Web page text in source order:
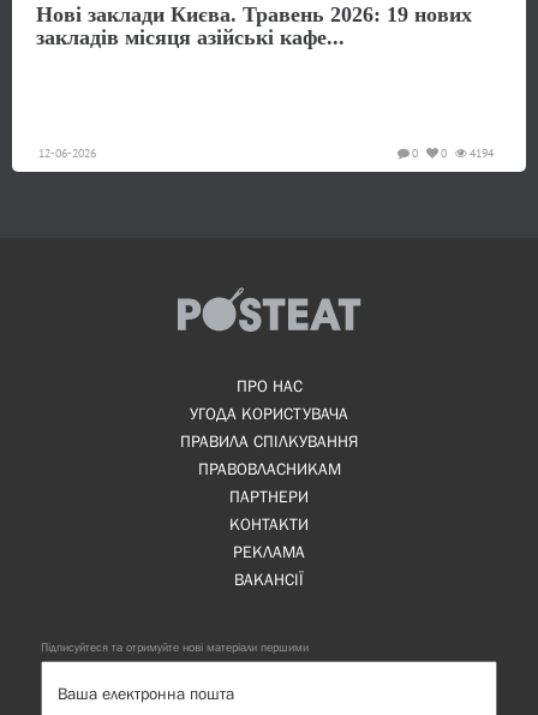
Нові заклади Києва. Травень 2026: 19 нових
закладів місяця азійські кафе...
12-06-2026 4194
0
0
ПРО НАС
УГОДА КОРИСТУВАЧА
ПРАВИЛА СПІЛКУВАННЯ
ПРАВОВЛАСНИКАМ
ПАРТНЕРИ
КОНТАКТИ
РЕКЛАМА
ВАКАНСІЇ
Підписуйтеся та отримуйте нові матеріали першими